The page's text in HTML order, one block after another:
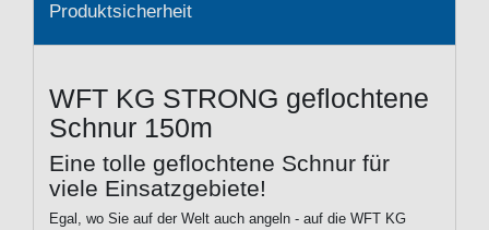
Produktsicherheit
WFT KG STRONG geflochtene
Schnur 150m
Eine tolle geflochtene Schnur für
viele Einsatzgebiete!
Egal, wo Sie auf der Welt auch angeln - auf die WFT KG